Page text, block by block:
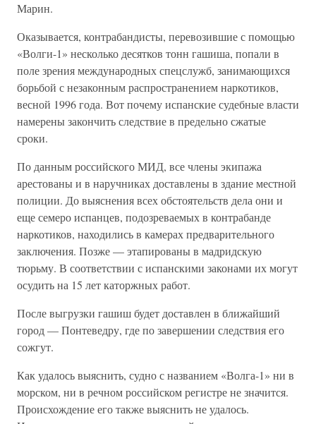
Марин.
Оказывается, контрабандисты, перевозившие с помощью
«Волги-1» несколько десятков тонн гашиша, попали в
поле зрения международных спецслужб, занимающихся
борьбой с незаконным распространением наркотиков,
весной 1996 года. Вот почему испанские судебные власти
намерены закончить следствие в предельно сжатые
сроки.
По данным российского МИД, все члены экипажа
арестованы и в наручниках доставлены в здание местной
полиции. До выяснения всех обстоятельств дела они и
еще семеро испанцев, подозреваемых в контрабанде
наркотиков, находились в камерах предварительного
заключения. Позже — этапированы в мадридскую
тюрьму. В соответствии с испанскими законами их могут
осудить на 15 лет каторжных работ.
После выгрузки гашиш будет доставлен в ближайший
город — Понтеведру, где по завершении следствия его
сожгут.
Как удалось выяснить, судно с названием «Волга-1» ни в
морском, ни в речном российском регистре не значится.
Происхождение его также выяснить не удалось.